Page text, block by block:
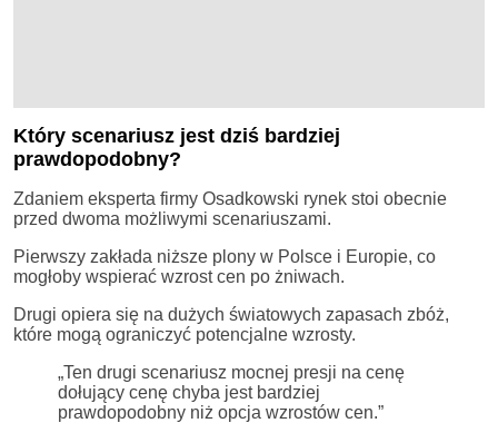
Który scenariusz jest dziś bardziej
prawdopodobny?
Zdaniem eksperta firmy Osadkowski rynek stoi obecnie
przed dwoma możliwymi scenariuszami.
Pierwszy zakłada niższe plony w Polsce i Europie, co
mogłoby wspierać wzrost cen po żniwach.
Drugi opiera się na dużych światowych zapasach zbóż,
które mogą ograniczyć potencjalne wzrosty.
„Ten drugi scenariusz mocnej presji na cenę
dołujący cenę chyba jest bardziej
prawdopodobny niż opcja wzrostów cen.”